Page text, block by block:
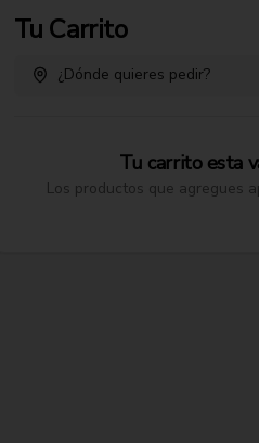
Tu Carrito
¿Dónde quieres pedir?
Tu carrito esta
Los productos que agregues